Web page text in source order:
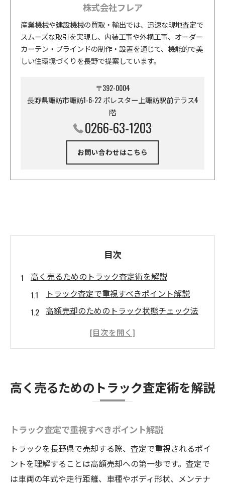
株式会社フレア
産業機械や建設機械の買取・輸出では、迅速な現地査定で
スムーズな取引を実現し、内装工事や外構工事、オーダー
カーテン・ブラインドの制作・設置を通じて、機能的で美
しい住環境づくりを長野で提案しています。
〒392-0004
長野県諏訪市諏訪1-6-22 ポレスター上諏訪駅前テラス4
階
0266-63-1203
お問い合わせはこちら
目次
高く売るためのトラック査定術を解説
トラック査定で重視すべきポイント解説
高額売却のためのトラック状態チェック法
トラック買取ランキングの活用と選び方
長野県でトラック売却を成約へ導くコツ
長野県のトラック売却市場の特徴を解説
高額査定を引き出すトラック交渉術の極意
トラック売却時の成約率を高める工夫とは
トラック売却で安心できる取引先の見極め
方
高く売るためのトラック査定術を解説
トラック査定で重視すべきポイント解説
トラックを長野県で売却する際、査定で重視されるポイ
ントを理解することは高額売却への第一歩です。査定で
は車両の年式や走行距離、車種やボディ形状、メンテナ